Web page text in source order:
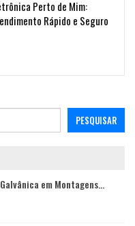
Perto de Mim:
Rápido e Seguro
PESQUISAR
em Montagens…